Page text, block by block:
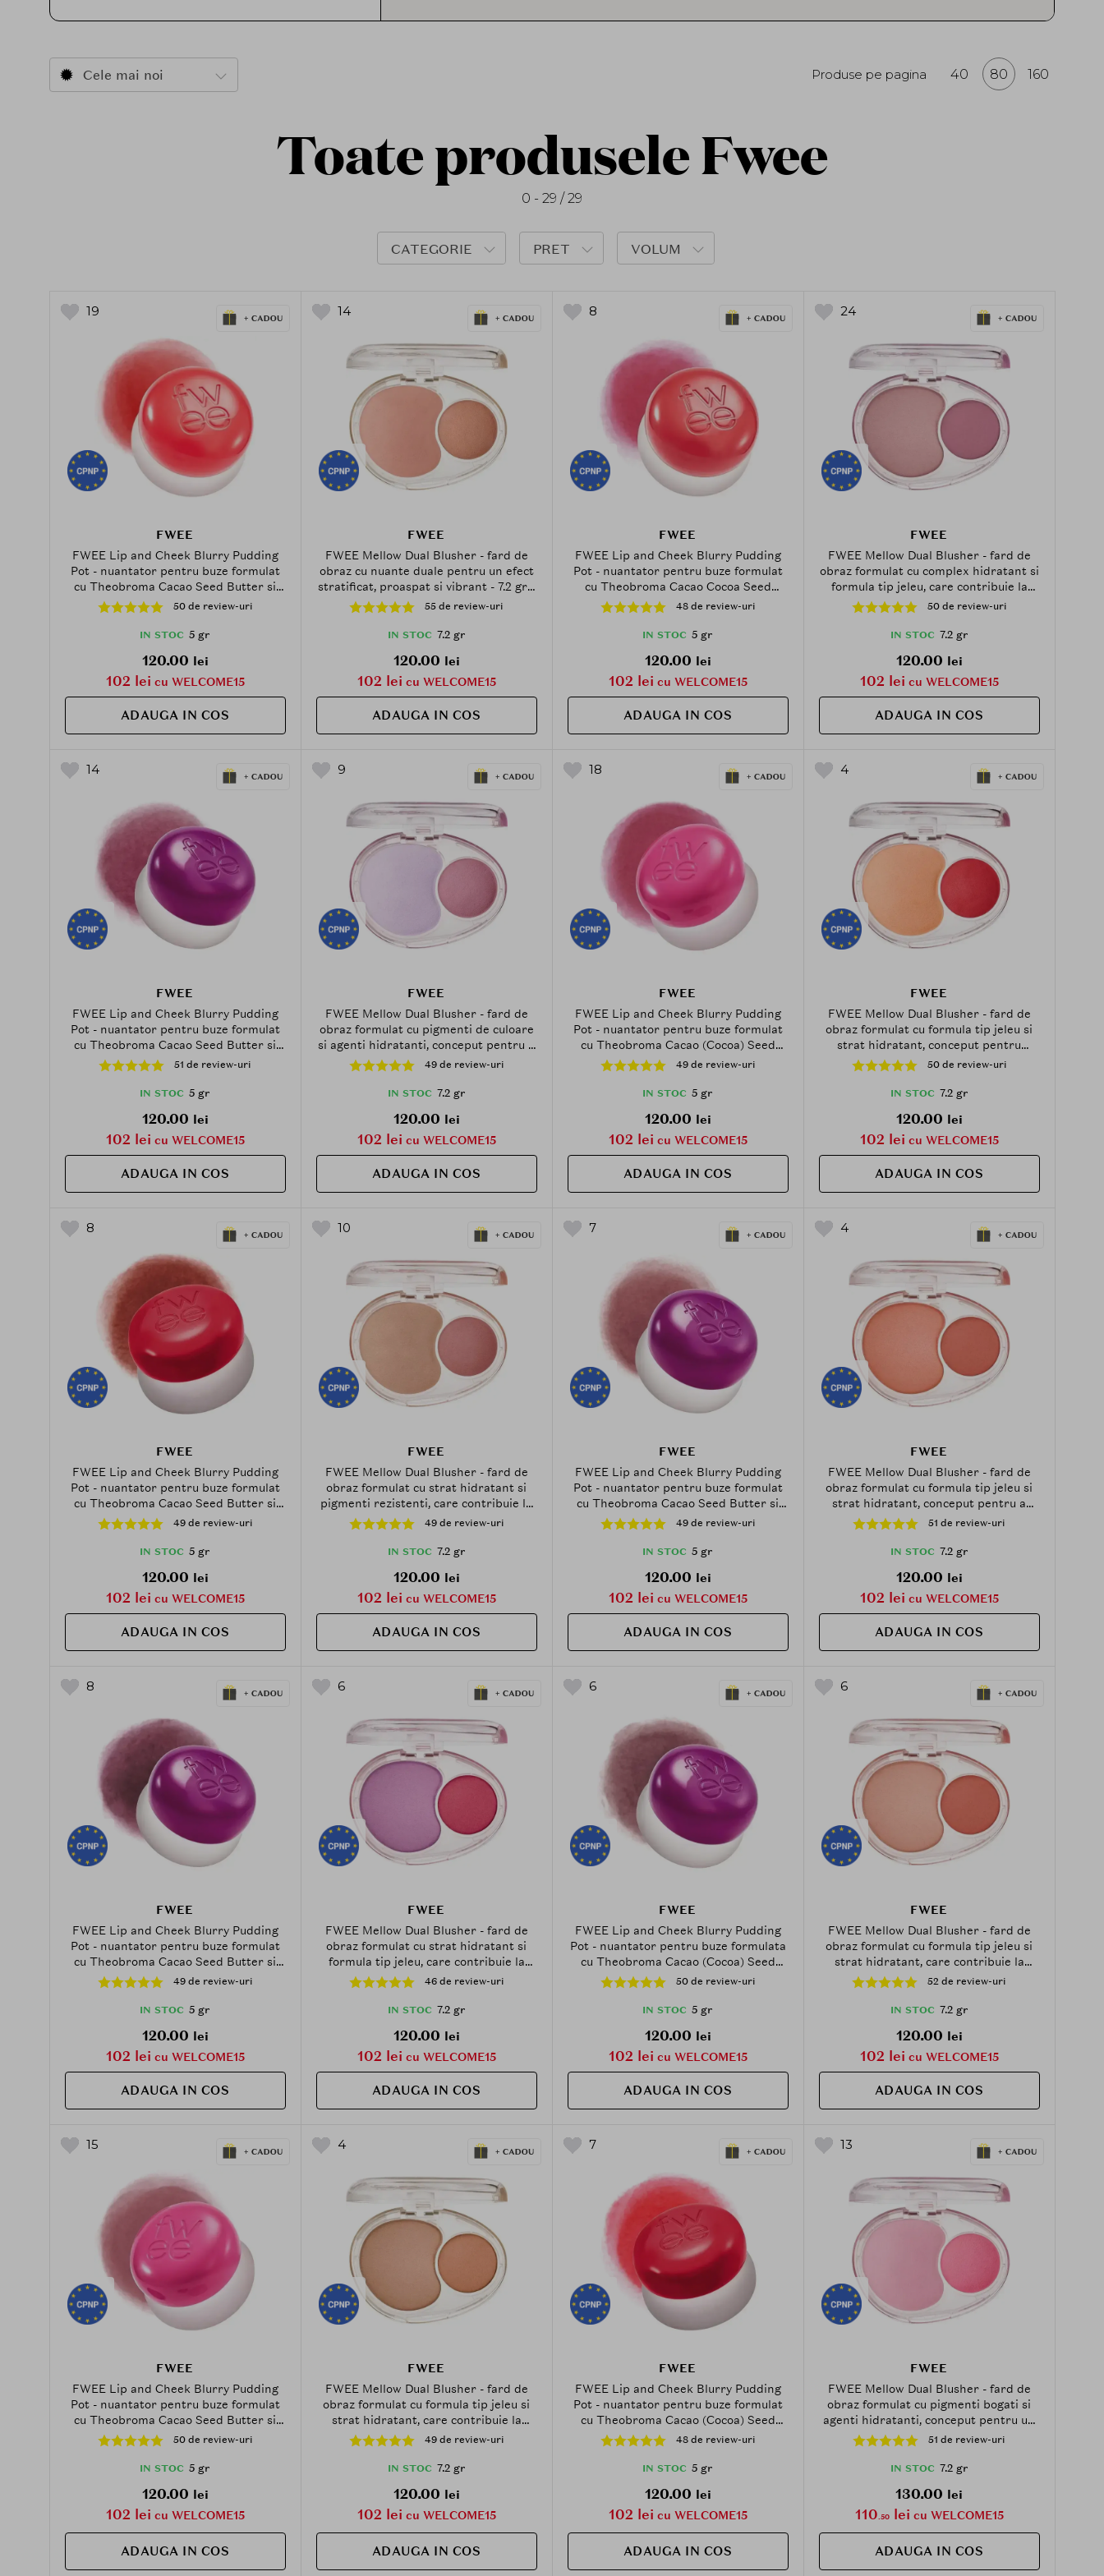
conform reglementărilor europene (CPNP).
Cele mai noi Produse pe pagina 40 80 160
Toate produsele Fwee
0 - 29 / 29
CATEGORIE PRET VOLUM
19
FWEE
FWEE Lip and Cheek Blurry Pudding
Pot - nuantator pentru buze formulat
cu Theobroma Cacao Seed Butter si
Agave Tequilana Leaf Extract - 5 gr -
CR05 Girls
50 de review-uri
IN STOC 5 gr
120.00 lei
102 lei cu WELCOME15
ADAUGA IN COS
14
FWEE
FWEE Mellow Dual Blusher - fard de
obraz cu nuante duale pentru un efect
stratificat, proaspat si vibrant - 7.2 gr -
ND01 Lazy Tempo
55 de review-uri
IN STOC 7.2 gr
120.00 lei
102 lei cu WELCOME15
ADAUGA IN COS
8
FWEE
FWEE Lip and Cheek Blurry Pudding
Pot - nuantator pentru buze formulat
cu Theobroma Cacao Cocoa Seed
Butter si Agave Tequilana Leaf Extract
- 5 gr - CR03 BFF
48 de review-uri
IN STOC 5 gr
120.00 lei
102 lei cu WELCOME15
ADAUGA IN COS
24
FWEE
FWEE Mellow Dual Blusher - fard de
obraz formulat cu complex hidratant si
formula tip jeleu, care contribuie la
aplicarea uniforma si la mentinerea
confortului pielii - 7.2 gr - MV01 No
More Cupid
50 de review-uri
IN STOC 7.2 gr
120.00 lei
102 lei cu WELCOME15
ADAUGA IN COS
14
FWEE
FWEE Lip and Cheek Blurry Pudding
Pot - nuantator pentru buze formulat
cu Theobroma Cacao Seed Butter si
Agave Tequilana Leaf Extract - 5 gr -
MV03 Baddie
51 de review-uri
IN STOC 5 gr
120.00 lei
102 lei cu WELCOME15
ADAUGA IN COS
9
FWEE
FWEE Mellow Dual Blusher - fard de
obraz formulat cu pigmenti de culoare
si agenti hidratanti, conceput pentru a
crea un efect stratificat, proaspat si
vibrant - 7.2 gr - MV02 Icy Cupid
49 de review-uri
IN STOC 7.2 gr
120.00 lei
102 lei cu WELCOME15
ADAUGA IN COS
18
FWEE
FWEE Lip and Cheek Blurry Pudding
Pot - nuantator pentru buze formulat
cu Theobroma Cacao (Cocoa) Seed
Butter si Agave Tequilana Leaf Extract
- 5 gr - PK03 Cherry
49 de review-uri
IN STOC 5 gr
120.00 lei
102 lei cu WELCOME15
ADAUGA IN COS
4
FWEE
FWEE Mellow Dual Blusher - fard de
obraz formulat cu formula tip jeleu si
strat hidratant, conceput pentru
aplicare in doua nuante, cu efect
stratificat - 7.2 gr - RD02 Another me
50 de review-uri
IN STOC 7.2 gr
120.00 lei
102 lei cu WELCOME15
ADAUGA IN COS
8
FWEE
FWEE Lip and Cheek Blurry Pudding
Pot - nuantator pentru buze formulat
cu Theobroma Cacao Seed Butter si
Agave Tequilana Leaf Extract - 5 gr -
RD04 Fav
49 de review-uri
IN STOC 5 gr
120.00 lei
102 lei cu WELCOME15
ADAUGA IN COS
10
FWEE
FWEE Mellow Dual Blusher - fard de
obraz formulat cu strat hidratant si
pigmenti rezistenti, care contribuie la
aplicarea uniforma si la mentinerea
culorii - 7.2 gr - RS02 Humming Talk
49 de review-uri
IN STOC 7.2 gr
120.00 lei
102 lei cu WELCOME15
ADAUGA IN COS
7
FWEE
FWEE Lip and Cheek Blurry Pudding
Pot - nuantator pentru buze formulat
cu Theobroma Cacao Seed Butter si
Agave Tequilana Leaf Extract - 5 gr -
MV02 Hurt
49 de review-uri
IN STOC 5 gr
120.00 lei
102 lei cu WELCOME15
ADAUGA IN COS
4
FWEE
FWEE Mellow Dual Blusher - fard de
obraz formulat cu formula tip jeleu si
strat hidratant, conceput pentru a
crea un efect stratificat, proaspat si
vibrant - 7.2 gr - CR01 Juicy Smile
51 de review-uri
IN STOC 7.2 gr
120.00 lei
102 lei cu WELCOME15
ADAUGA IN COS
8
FWEE
FWEE Lip and Cheek Blurry Pudding
Pot - nuantator pentru buze formulat
cu Theobroma Cacao Seed Butter si
Agave Tequilana Leaf Extract - 5 gr -
MV05 Boss
49 de review-uri
IN STOC 5 gr
120.00 lei
102 lei cu WELCOME15
ADAUGA IN COS
6
FWEE
FWEE Mellow Dual Blusher - fard de
obraz formulat cu strat hidratant si
formula tip jeleu, care contribuie la
aplicarea uniforma si la mentinerea
confortului pe piele - 7.2 gr - PK02 Fall
in Highkey
46 de review-uri
IN STOC 7.2 gr
120.00 lei
102 lei cu WELCOME15
ADAUGA IN COS
6
FWEE
FWEE Lip and Cheek Blurry Pudding
Pot - nuantator pentru buze formulata
cu Theobroma Cacao (Cocoa) Seed
Butter si Agave Tequilana Leaf Extract
- 5 gr - MV04 Slayyy
50 de review-uri
IN STOC 5 gr
120.00 lei
102 lei cu WELCOME15
ADAUGA IN COS
6
FWEE
FWEE Mellow Dual Blusher - fard de
obraz formulat cu formula tip jeleu si
strat hidratant, care contribuie la
aplicarea uniforma si la metinerea
confortului pielii - 7.2 gr - CR02 Baby
Smile
52 de review-uri
IN STOC 7.2 gr
120.00 lei
102 lei cu WELCOME15
ADAUGA IN COS
15
FWEE
FWEE Lip and Cheek Blurry Pudding
Pot - nuantator pentru buze formulat
cu Theobroma Cacao Seed Butter si
Agave Tequilana Leaf Extract - 5 gr -
PK05 Sth
50 de review-uri
IN STOC 5 gr
120.00 lei
102 lei cu WELCOME15
ADAUGA IN COS
4
FWEE
FWEE Mellow Dual Blusher - fard de
obraz formulat cu formula tip jeleu si
strat hidratant, care contribuie la
aplicarea uniforma si la mentinerea
confortului pielii - 7.2 gr - ND02 Down
Tempo
49 de review-uri
IN STOC 7.2 gr
120.00 lei
102 lei cu WELCOME15
ADAUGA IN COS
7
FWEE
FWEE Lip and Cheek Blurry Pudding
Pot - nuantator pentru buze formulat
cu Theobroma Cacao (Cocoa) Seed
Butter si Agave Tequilana Leaf Extract,
care contribuie la obtinerea unui efect
blurat pe buze si obraji - 5 gr - RD01 D-
48 de review-uri
IN STOC 5 gr
120.00 lei
102 lei cu WELCOME15
ADAUGA IN COS
13
FWEE
FWEE Mellow Dual Blusher - fard de
obraz formulat cu pigmenti bogati si
agenti hidratanti, conceput pentru un
efect stratificat, proaspat si vibrant -
7.2 gr - PK01 Love Me Highkey
51 de review-uri
IN STOC 7.2 gr
130.00 lei
110.50lei cu WELCOME15
ADAUGA IN COS